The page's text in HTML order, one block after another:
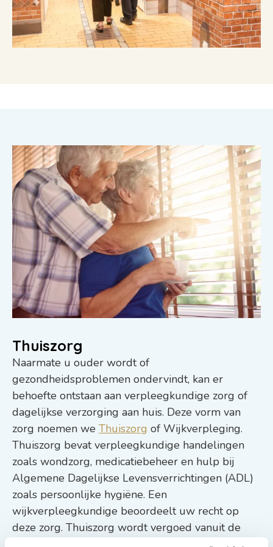
Thuiszorg
Naarmate u ouder wordt of
gezondheidsproblemen ondervindt, kan er
behoefte ontstaan aan verpleegkundige zorg of
dagelijkse verzorging aan huis. Deze vorm van
zorg noemen we Thuiszorg of Wijkverpleging.
Thuiszorg bevat verpleegkundige handelingen
zoals wondzorg, medicatiebeheer en hulp bij
Algemene Dagelijkse Levensverrichtingen (ADL)
zoals persoonlijke hygiëne. Een
wijkverpleegkundige beoordeelt uw recht op
deze zorg. Thuiszorg wordt vergoed vanuit de
Zorgverzekeringswet (Zvw), zonder eigen